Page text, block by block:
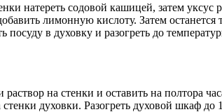
натереть содовой кашицей, затем уксус
лимонную кислоту. Затем останется
в духовку и разогреть до
на стенки и оставить на полтора
духовки. Разогреть духовой шкаф